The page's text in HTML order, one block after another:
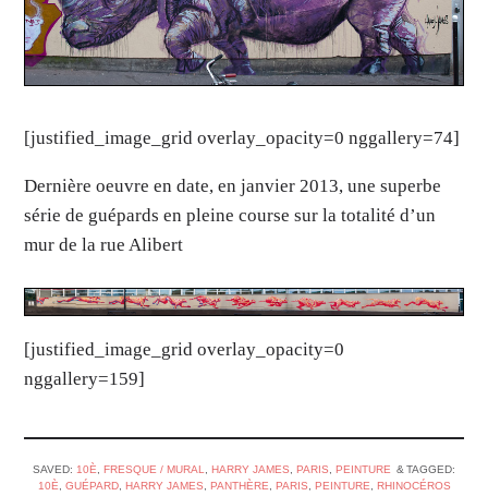
[justified_image_grid overlay_opacity=0 nggallery=74]
Dernière oeuvre en date, en janvier 2013, une superbe
série de guépards en pleine course sur la totalité d’un
mur de la rue Alibert
[justified_image_grid overlay_opacity=0
nggallery=159]
SAVED: 10È FRESQUE / MURAL HARRY JAMES PARIS PEINTURE
TAGGED:
10È
GUÉPARD, HARRY JAMES PANTHÈRE PARIS PEINTURE RHINOCÉROS